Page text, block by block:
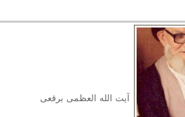
آیت الله العظمی برقعی